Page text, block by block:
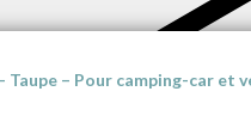
Taupe – Pour camping-car et